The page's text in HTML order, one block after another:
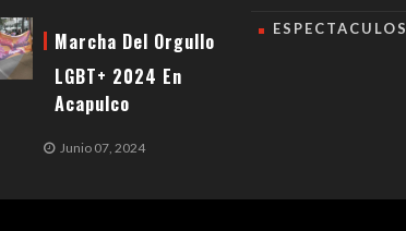
Marcha Del Orgullo
LGBT+ 2024 En
Acapulco
Junio 07, 2024
ESPECTACULOS